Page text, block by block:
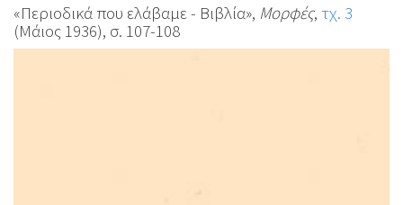
«Περιοδικά που ελάβαμε - Βιβλία», Μορφές, τχ. 3
(Μάιος 1936), σ. 107-108